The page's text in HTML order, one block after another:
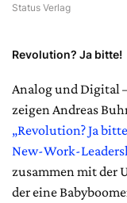
Status Verlag
Revolution? Ja bitte!
Analog und Digital
zeigen Andreas
„Revolution? Ja
New-Work-
zusammen mit der
der eine